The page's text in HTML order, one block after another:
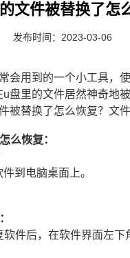
文件被替换了怎
发布时间：2023-03-06
会用到的一个小工具，
盘里的文件居然神奇地
被替换了怎么恢复？文
么恢复：
到电脑桌面上。
件后，在软件界面左下